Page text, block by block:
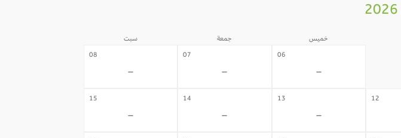
خميس جمعة سبت
06
-
07
-
08
-
12
13
-
14
-
15
-